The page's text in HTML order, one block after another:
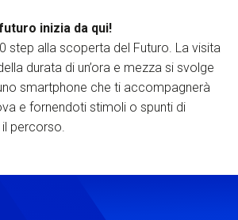
inizia da qui!
step alla scoperta del Futuro. La visita
durata di un’ora e mezza si svolge
smartphone che ti accompagnerà
e fornendoti stimoli o spunti di
percorso.